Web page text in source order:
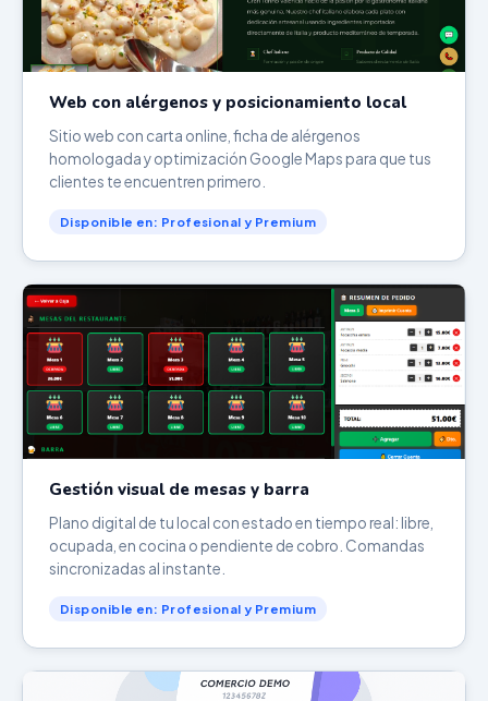
Web con alérgenos y posicionamiento local
Sitio web con carta online, ficha de alérgenos
homologada y optimización Google Maps para que tus
clientes te encuentren primero.
Disponible en: Profesional y Premium
Gestión visual de mesas y barra
Plano digital de tu local con estado en tiempo real: libre,
ocupada, en cocina o pendiente de cobro. Comandas
sincronizadas al instante.
Disponible en: Profesional y Premium